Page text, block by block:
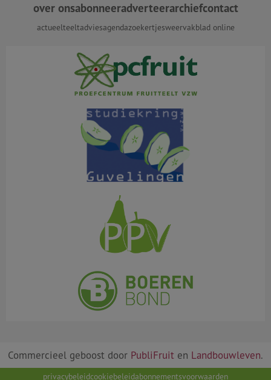
over onsabonneeradverteerarchiefcontact
actueelteeltadviesagendazoekertjesweervakblad online
Commercieel geboost door PubliFruit en Landbouwleven.
privacybeleidcookiebeleidabonnementsvoorwaarden